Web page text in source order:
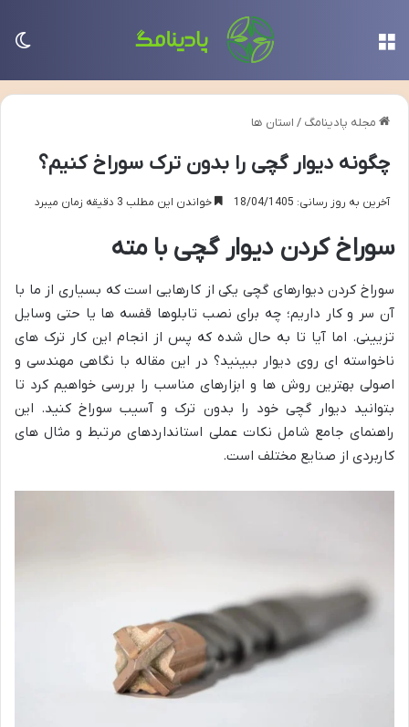
مجله پادینامگ / استان ها
چگونه دیوار گچی را بدون ترک سوراخ کنیم؟
آخرین به روز رسانی: 18/04/1405 خواندن این مطلب 3 دقیقه زمان میبرد
سوراخ کردن دیوار گچی با مته
سوراخ کردن دیوارهای گچی یکی از کارهایی است که بسیاری از ما با
آن سر و کار داریم؛ چه برای نصب تابلوها قفسه ها یا حتی وسایل
تزیینی. اما آیا تا به حال شده که پس از انجام این کار ترک های
ناخواسته ای روی دیوار ببینید؟ در این مقاله با نگاهی مهندسی و
اصولی بهترین روش ها و ابزارهای مناسب را بررسی خواهیم کرد تا
بتوانید دیوار گچی خود را بدون ترک و آسیب سوراخ کنید. این
راهنمای جامع شامل نکات عملی استانداردهای مرتبط و مثال های
کاربردی از صنایع مختلف است.